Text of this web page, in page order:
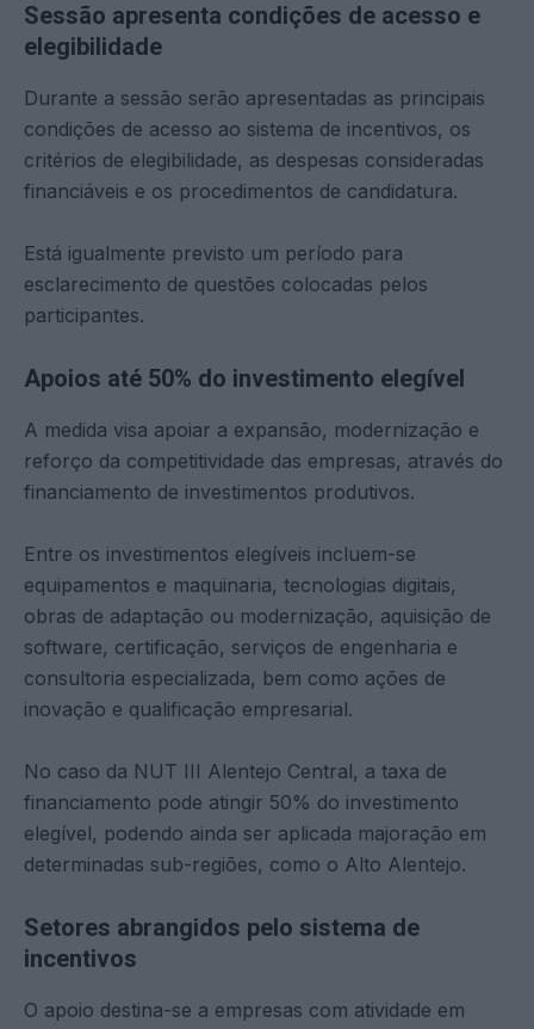
Sessão apresenta condições de acesso e
elegibilidade
Durante a sessão serão apresentadas as principais
condições de acesso ao sistema de incentivos, os
critérios de elegibilidade, as despesas consideradas
financiáveis e os procedimentos de candidatura.
Está igualmente previsto um período para
esclarecimento de questões colocadas pelos
participantes.
Apoios até 50% do investimento elegível
A medida visa apoiar a expansão, modernização e
reforço da competitividade das empresas, através do
financiamento de investimentos produtivos.
Entre os investimentos elegíveis incluem-se
equipamentos e maquinaria, tecnologias digitais,
obras de adaptação ou modernização, aquisição de
software, certificação, serviços de engenharia e
consultoria especializada, bem como ações de
inovação e qualificação empresarial.
No caso da NUT III Alentejo Central, a taxa de
financiamento pode atingir 50% do investimento
elegível, podendo ainda ser aplicada majoração em
determinadas sub-regiões, como o Alto Alentejo.
Setores abrangidos pelo sistema de
incentivos
O apoio destina-se a empresas com atividade em